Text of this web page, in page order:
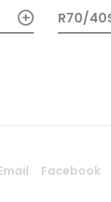
+ R70/
Facebook